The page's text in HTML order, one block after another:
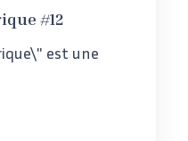
#12
est une